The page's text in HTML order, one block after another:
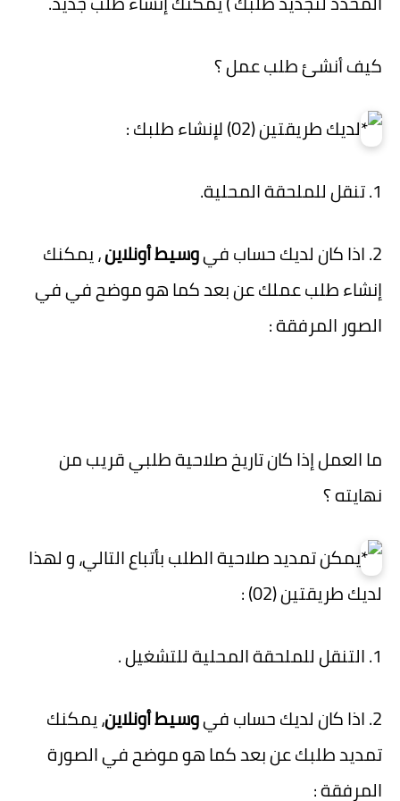
كيف أنشئ طلب عمل ؟
لديك طريقتين (02) لإنشاء طلبك :
1. تنقل للملحقة المحلية.
2. اذا كان لديك حساب في
وسيط أونلاين، يمكنك
إنشاء طلب عملك عن بعد كما هو موضح في في
الصور المرفقة :
ما العمل إذا كان تاريخ صلاحية طلبي قريب من
نهايته ؟
يمكن تمديد صلاحية الطلب بأتباع التالي، و لهذا
لديك طريقتين (02) :
1. التنقل للملحقة المحلية للتشغيل .
2. اذا كان لديك حساب في
وسيط أونلاين، يمكنك
تمديد طلبك عن بعد كما هو موضح في الصورة
المرفقة :